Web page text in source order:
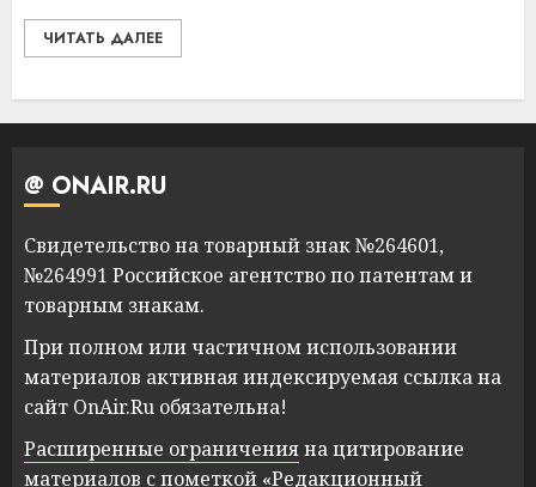
ЧИТАТЬ ДАЛЕЕ
@ ONAIR.RU
Свидетельство на товарный знак №264601,
№264991 Российское агентство по патентам и
товарным знакам.
При полном или частичном использовании
материалов активная индексируемая ссылка на
сайт OnAir.Ru обязательна!
Расширенные ограниченияна цитирование
материалов с пометкой «Редакционный